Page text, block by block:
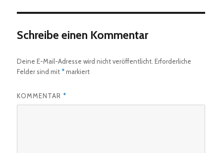
Schreibe einen Kommentar
Deine E-Mail-Adresse wird nicht veröffentlicht. Erforderliche
Felder sind mit *markiert
KOMMENTAR *